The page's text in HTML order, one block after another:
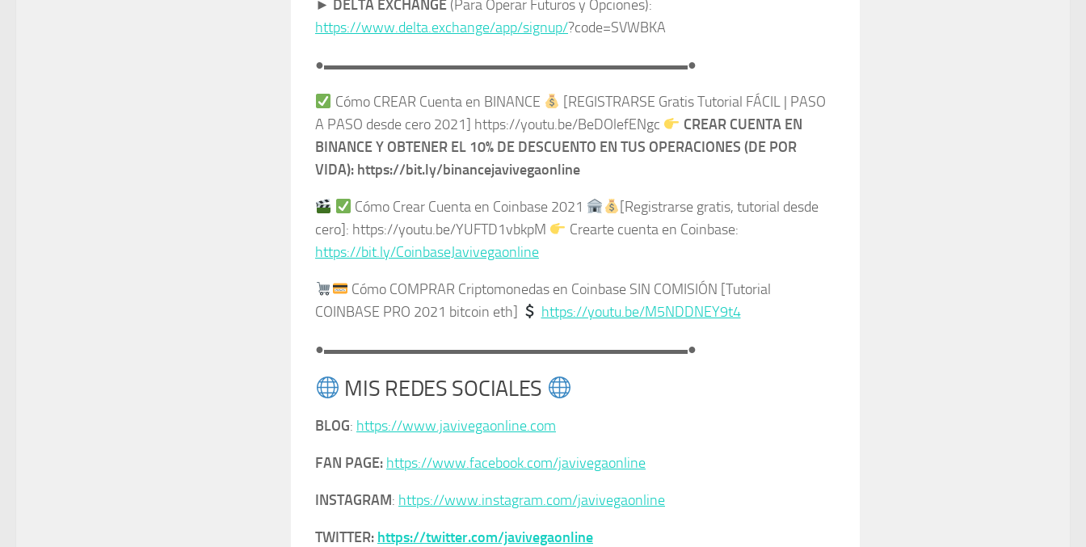
► DELTA EXCHANGE (Para Operar Futuros y Opciones):
https://www.delta.exchange/app/signup/?code=SVWBKA
●▬▬▬▬▬▬▬▬▬▬▬▬▬▬▬▬▬▬▬▬▬▬▬▬▬●
Cómo CREAR Cuenta en BINANCE
[REGISTRARSE Gratis Tutorial FÁCIL | PASO
A PASO desde cero 2021] https://youtu.be/BeDOlefENgc
CREAR CUENTA EN
BINANCE Y OBTENER EL 10% DE DESCUENTO EN TUS OPERACIONES (DE POR
VIDA): https://bit.ly/binancejavivegaonline
Cómo Crear Cuenta en Coinbase 2021
[Registrarse gratis, tutorial desde
cero]: https://youtu.be/YUFTD1vbkpM
Crearte cuenta en Coinbase:
https://bit.ly/CoinbaseJavivegaonline
Cómo COMPRAR Criptomonedas en Coinbase SIN COMISIÓN [Tutorial
COINBASE PRO 2021 bitcoin eth]
https://youtu.be/M5NDDNEY9t4
●▬▬▬▬▬▬▬▬▬▬▬▬▬▬▬▬▬▬▬▬▬▬▬▬▬●
MIS REDES SOCIALES
BLOG: https://www.javivegaonline.com
FAN PAGE: https://www.facebook.com/javivegaonline
INSTAGRAM: https://www.instagram.com/javivegaonline
TWITTER: https://twitter.com/javivegaonline